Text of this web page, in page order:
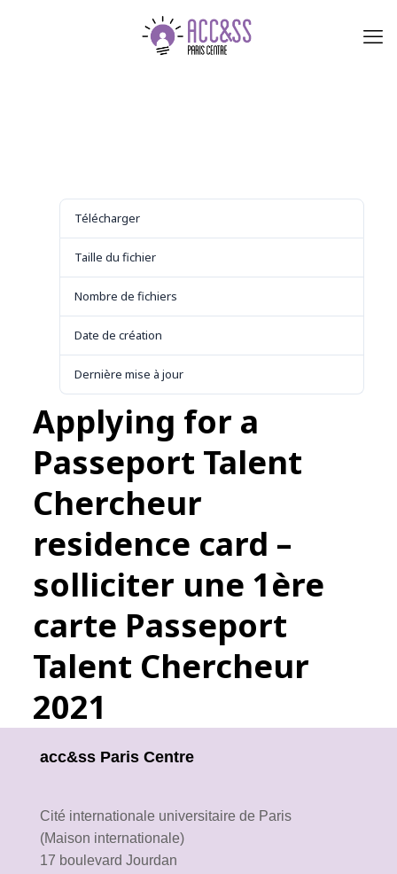
Télécharger
Taille du fichier
Nombre de fichiers
Date de création
Dernière mise à jour
Applying for a
Passeport Talent
Chercheur
residence card –
solliciter une 1ère
carte Passeport
Talent Chercheur
2021
acc&ss Paris Centre
Cité internationale universitaire de Paris
(Maison internationale)
17 boulevard Jourdan